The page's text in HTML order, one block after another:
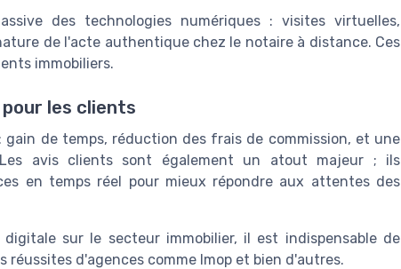
des technologies numériques : visites virtuelles,
de l'acte authentique chez le notaire à distance. Ces
immobiliers.
les clients
de temps, réduction des frais de commission, et une
avis clients sont également un atout majeur ; ils
en temps réel pour mieux répondre aux attentes des
sur le secteur immobilier, il est indispensable de
d'agences comme Imop et bien d'autres.